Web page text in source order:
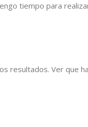
tiempo para
resultados. Ver que